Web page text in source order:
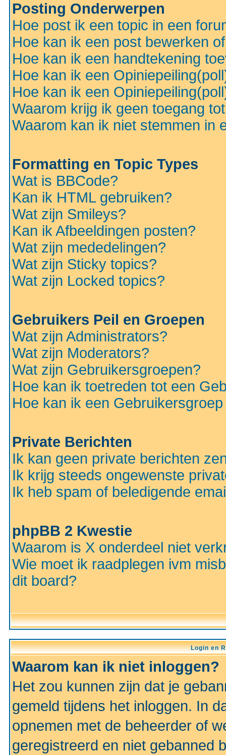
Posting Onderwerpen
Hoe post ik een topic in een
Hoe kan ik een post bewerken
Hoe kan ik een handtekening
Hoe kan ik een
Hoe kan ik een
Waarom krijg ik geen toegang
Waarom kan ik niet stemmen in
Formatting en Topic Types
Wat is BBCode?
Kan ik HTML gebruiken?
Wat zijn Smileys?
Kan ik Afbeeldingen posten?
Wat zijn mededelingen?
Wat zijn Sticky topics?
Wat zijn Locked topics?
Gebruikers Peil en Groepen
Wat zijn Administrators?
Wat zijn Moderators?
Wat zijn Gebruikersgroepen?
Hoe kan ik toetreden tot een
Hoe kan ik een
Private Berichten
Ik kan geen private berichten
Ik krijg steeds ongewenste
Ik heb spam of beledigende
phpBB 2 Kwestie
Waarom is X onderdeel niet
Wie moet ik raadplegen ivm
dit board?
Login en
Waarom kan ik niet inloggen?
Het zou kunnen zijn dat je
gemeld tijdens het inloggen. In
opnemen met de beheerder of
geregistreerd en niet gebanned